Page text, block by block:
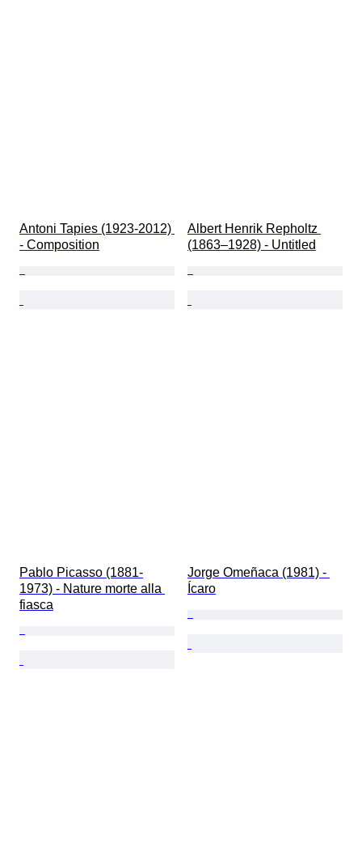
Antoni Tapies (1923-2012)
- Composition
Albert Henrik Repholtz
(1863–1928) - Untitled
Pablo Picasso (1881-
1973) - Nature morte alla
fiasca
Jorge Omeñaca (1981) -
Ícaro